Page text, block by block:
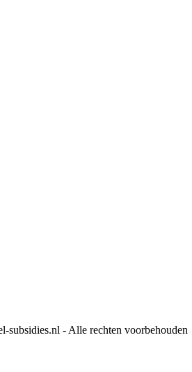
subsidies.nl - Alle rechten voorbehouden